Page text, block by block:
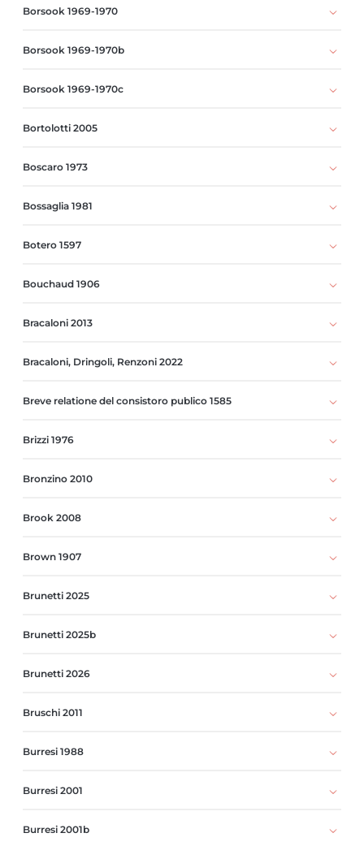
Borsook 1969-1970
Borsook 1969-1970b
Borsook 1969-1970c
Bortolotti 2005
Boscaro 1973
Bossaglia 1981
Botero 1597
Bouchaud 1906
Bracaloni 2013
Bracaloni, Dringoli, Renzoni 2022
Breve relatione del consistoro publico 1585
Brizzi 1976
Bronzino 2010
Brook 2008
Brown 1907
Brunetti 2025
Brunetti 2025b
Brunetti 2026
Bruschi 2011
Burresi 1988
Burresi 2001
Burresi 2001b